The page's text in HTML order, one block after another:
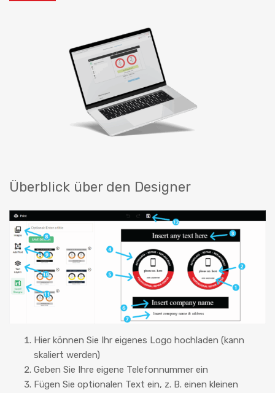
Überblick über den Designer
Hier können Sie Ihr eigenes Logo hochladen (kann
skaliert werden)
Geben Sie Ihre eigene Telefonnummer ein
Fügen Sie optionalen Text ein, z. B. einen kleinen